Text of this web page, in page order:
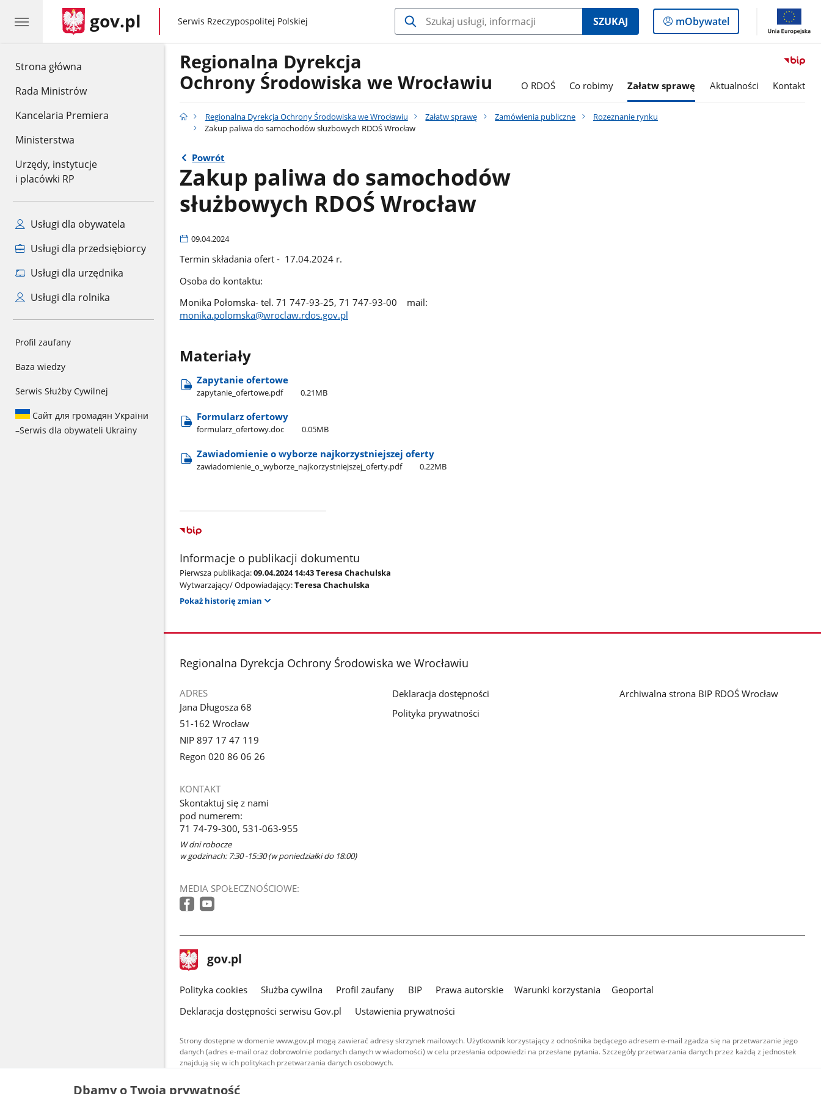
Strona główna
Rada Ministrów
Kancelaria Premiera
Ministerstwa
Urzędy, instytucje
i placówki RP
Usługi dla obywatela
Usługi dla przedsiębiorcy
Usługi dla urzędnika
Usługi dla rolnika
Profil zaufany
Baza wiedzy
Serwis Służby Cywilnej
Сайт для громадян України
–Serwis dla obywateli Ukrainy
gov.pl gov.pl
Serwis Rzeczypospolitej Polskiej SZUKAJ
Logowanie
do
mObywatel
Regionalna Dyrekcja
Ochrony Środowiska we Wrocławiu
O RDOŚ Co robimy Załatw sprawę Aktualności Kontakt
Regionalna Dyrekcja Ochrony Środowiska we Wrocławiu Załatw sprawę Zamówienia publiczne
Rozeznanie rynku
Zakup paliwa do samochodów służbowych RDOŚ Wrocław
Powrót
Zakup paliwa do samochodów
służbowych RDOŚ Wrocław
09.04.2024
Termin składania ofert - 17.04.2024 r.
Osoba do kontaktu:
Monika Połomska- tel. 71 747-93-25, 71 747-93-00 mail:
monika.polomska@wroclaw.rdos.gov.pl
Materiały
Zapytanie ofertowe
zapytanie​_ofertowe.pdf 0.21MB
Formularz ofertowy
formularz​_ofertowy.doc 0.05MB
Zawiadomienie o wyborze najkorzystniejszej oferty
zawiadomienie​_o​_wyborze​_najkorzystniejszej​_oferty.pdf 0.22MB
Informacje o publikacji dokumentu
Pierwsza publikacja:09.04.2024 14:43 Teresa Chachulska
Wytwarzający/ Odpowiadający:Teresa Chachulska
Pokaż historię zmian
stopka
Regionalna Dyrekcja Ochrony Środowiska we Wrocławiu
ADRES
Jana Długosza 68
51-162 Wrocław
NIP 897 17 47 119
Regon 020 86 06 26
KONTAKT
Skontaktuj się z nami
pod numerem:
71 74-79-300, 531-063-955
W dni robocze
w godzinach: 7:30 -15:30 (w poniedziałki do 18:00)
MEDIA SPOŁECZNOŚCIOWE:
Deklaracja dostępności
Polityka prywatności
Archiwalna strona BIP RDOŚ Wrocław
stopka
gov.pl Strona
gov.pl
gov.pl
Polityka cookies Służba cywilna Profil zaufany BIP Prawa autorskie Warunki korzystania
Geoportal
Deklaracja dostępności serwisu Gov.pl
Ustawienia prywatności
Strony dostępne w domenie www.gov.pl mogą zawierać adresy skrzynek mailowych. Użytkownik korzystający z odnośnika będącego adresem e-mail zgadza się na przetwarzanie jego
danych (adres e-mail oraz dobrowolnie podanych danych w wiadomości) w celu przesłania odpowiedzi na przesłane pytania. Szczegóły przetwarzania danych przez każdą z jednostek
znajdują się w ich politykach przetwarzania danych osobowych.
Treści tekstowe publikowane w serwisie (z wyłączeniem treści audiowizualnych), są
Dbamy o Twoją prywatność